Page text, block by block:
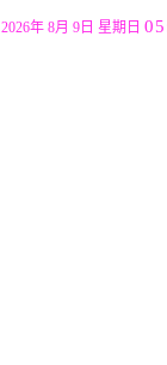
2026年 8月 9日 星期日